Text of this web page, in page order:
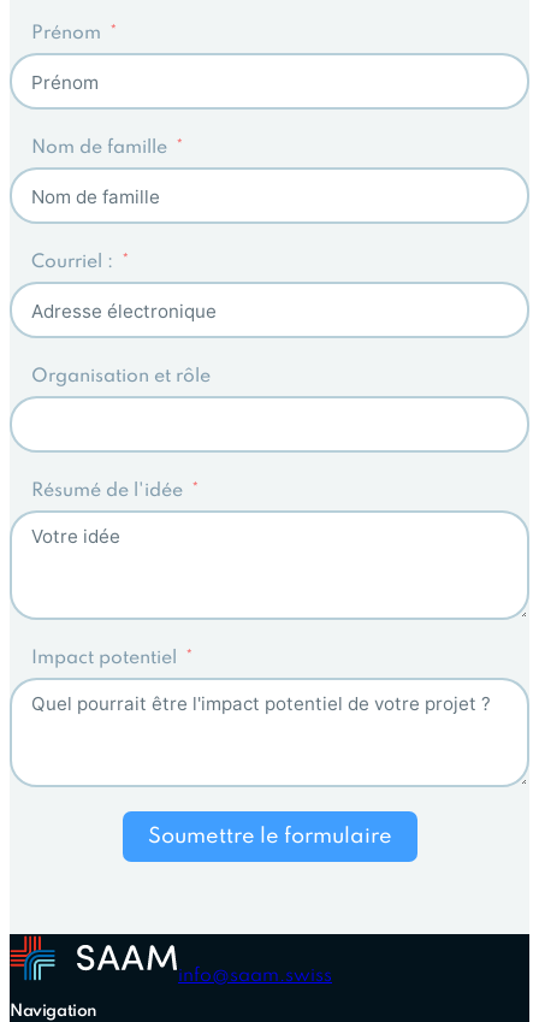
Prénom
Nom de famille
Courriel :
Organisation et rôle
Résumé de l'idée
Impact potentiel
Soumettre le formulaire
info@saam.swiss
Navigation